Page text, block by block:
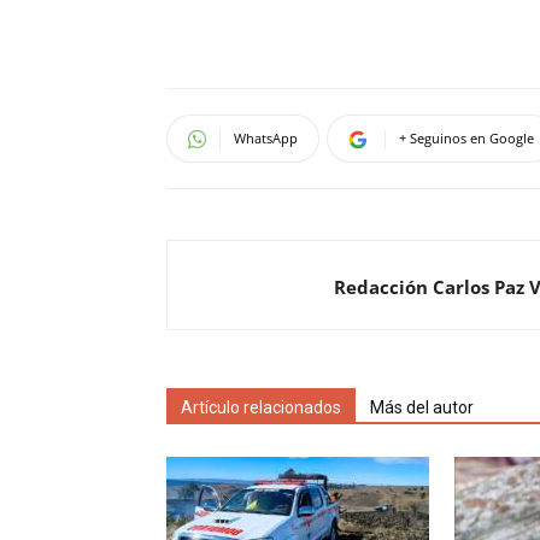
WhatsApp + Seguinos en Google
Redacción Carlos Paz
Artículo relacionados Más del autor